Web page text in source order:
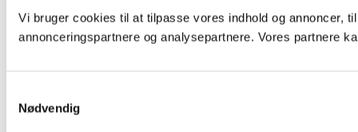
Vi bruger cookies til at tilpasse vores indhold og annoncer,
annonceringspartnere og analysepartnere. Vores partnere
Nødvendig